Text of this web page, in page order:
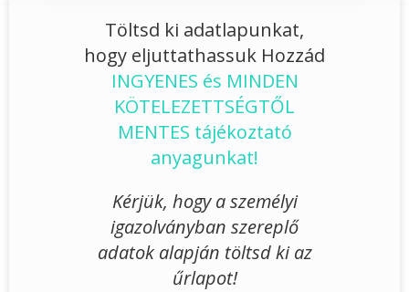
Töltsd ki adatlapunkat,
hogy eljuttathassuk Hozzád
INGYENES és MINDEN
KÖTELEZETTSÉGTŐL
MENTES tájékoztató
anyagunkat!
Kérjük, hogy a személyi
igazolványban szereplő
adatok alapján töltsd ki az
űrlapot!